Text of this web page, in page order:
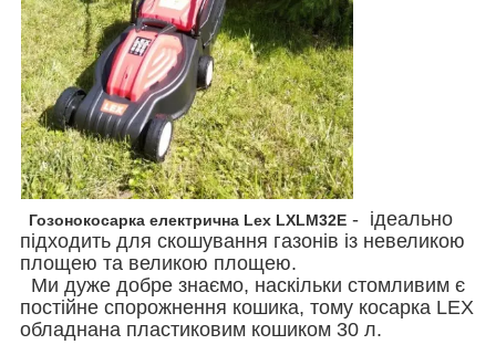
Гозонокосарка електрична Lex LXLM32E - ідеально
підходить для скошування газонів із невеликою
площею та великою площею.
Ми дуже добре знаємо, наскільки стомливим є
постійне спорожнення кошика, тому косарка LEX
обладнана пластиковим кошиком 30 л.